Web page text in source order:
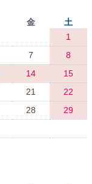
金
土
1
7
8
14
15
21
22
28
29